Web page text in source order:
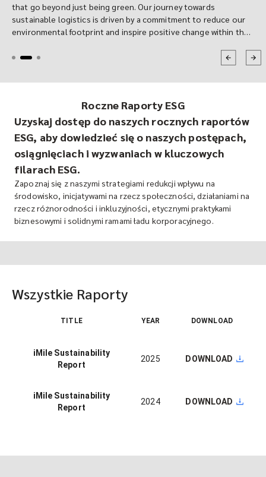
that go beyond just being green. Our journey towards
sustainable logistics is driven by a commitment to reduce our
environmental footprint and inspire positive change within the
sustainable packaging, but our efforts don't stop there. Let's
take you through our story of how we are redefining logistics
for a greener future.
Roczne Raporty ESG
Uzyskaj dostęp do naszych rocznych raportów
ESG, aby dowiedzieć się o naszych postępach,
osiągnięciach i wyzwaniach w kluczowych
filarach ESG.
Zapoznaj się z naszymi strategiami redukcji wpływu na
środowisko, inicjatywami na rzecz społeczności, działaniami na
rzecz różnorodności i inkluzyjności, etycznymi praktykami
biznesowymi i solidnymi ramami ładu korporacyjnego.
Wszystkie Raporty
TITLE YEAR DOWNLOAD
iMile Sustainability
Report
2025 DOWNLOAD
iMile Sustainability
Report
2024 DOWNLOAD